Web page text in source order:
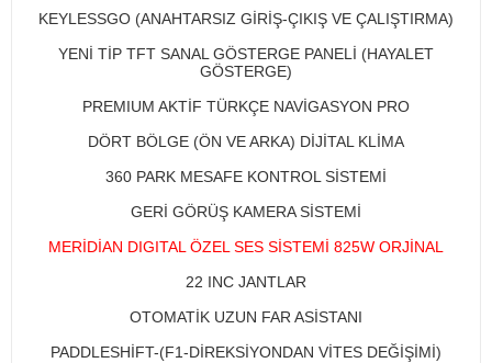
KEYLESSGO (ANAHTARSIZ GİRİŞ-ÇIKIŞ VE ÇALIŞTIRMA)
YENİ TİP TFT SANAL GÖSTERGE PANELİ (HAYALET
GÖSTERGE)
PREMIUM AKTİF TÜRKÇE NAVİGASYON PRO
DÖRT BÖLGE (ÖN VE ARKA) DİJİTAL KLİMA
360 PARK MESAFE KONTROL SİSTEMİ
GERİ GÖRÜŞ KAMERA SİSTEMİ
MERİDİAN DIGITAL ÖZEL SES SİSTEMİ 825W ORJİNAL
22 INC JANTLAR
OTOMATİK UZUN FAR ASİSTANI
PADDLESHİFT-(F1-DİREKSİYONDAN VİTES DEĞİŞİMİ)